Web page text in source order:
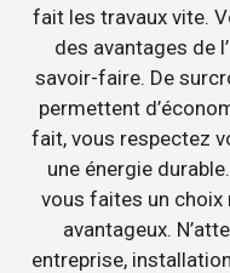
fait les travaux vite.
des avantages de
savoir-faire. De
permettent
fait, vous respectez
une énergie
vous faites un choix
avantageux.
entreprise,